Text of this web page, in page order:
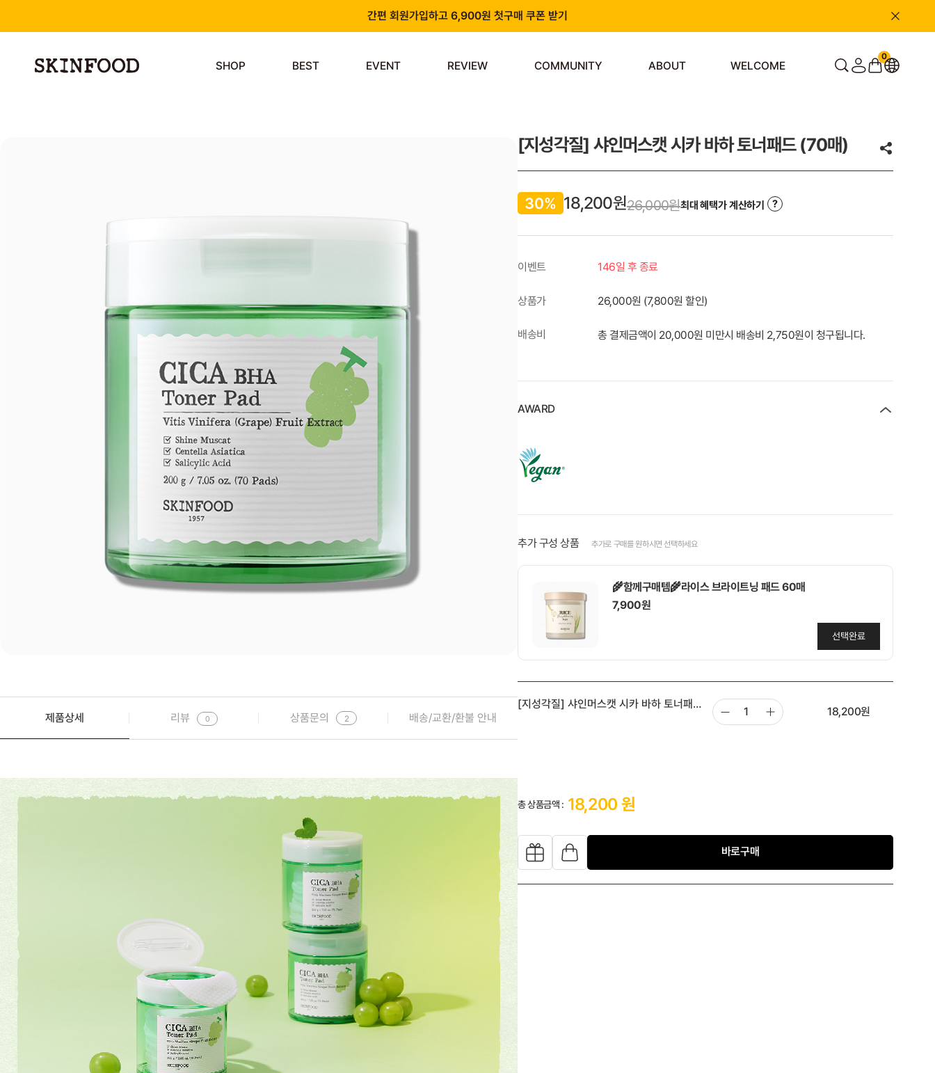
간편 회원가입하고 6,900원 첫구매 쿠폰 받기
SHOP BEST EVENT REVIEW COMMUNITY ABOUT WELCOME
0
제품상세 리뷰 0 상품문의 2 배송/교환/환불 안내
[지성각질] 샤인머스캣 시카 바하 토너패드 (70매)
30% 18,200원26,000원최대 혜택가 계산하기
이벤트 146일 후 종료
상품가 26,000원 (7,800원 할인)
배송비 총 결제금액이 20,000원 미만시 배송비 2,750원이 청구됩니다.
AWARD
추가 구성 상품 추가로 구매를 원하시면 선택하세요
🌾함께구매템🌾라이스 브라이트닝 패드 60매
7,900원
선택완료
🩷함께구매템🩷당근&복숭아 패드 10매 지퍼 휴대용
1,900원
[지성각질] 샤인머스캣 시카 바하 토너패드
18,200원
총 상품금액 : 18,200원
바로구매